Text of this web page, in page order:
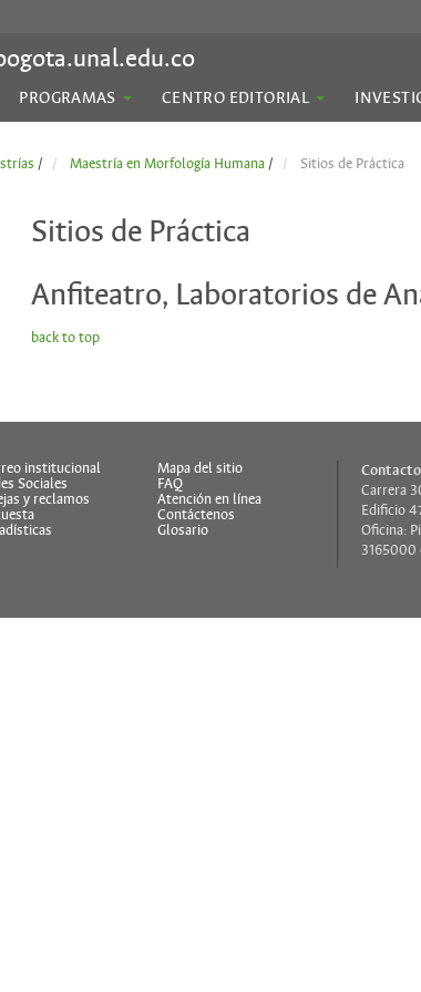
PROGRAMAS CENTRO EDITORIAL
/ Maestría en Morfología Humana / Sitios de Práctica
Sitios de Práctica
Anfiteatro, Laboratorios de
back to top
institucional
Mapa del sitio
Sociales
FAQ
y reclamos
Atención en línea
Contáctenos
Glosario
Carrera
Edificio
Oficina:
3165000